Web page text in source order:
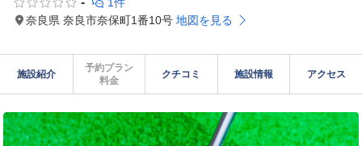
奈良県 奈良市奈保町1番10号 地図を見る
施設紹介
予約プラン
料金
クチコミ 施設情報 アクセス